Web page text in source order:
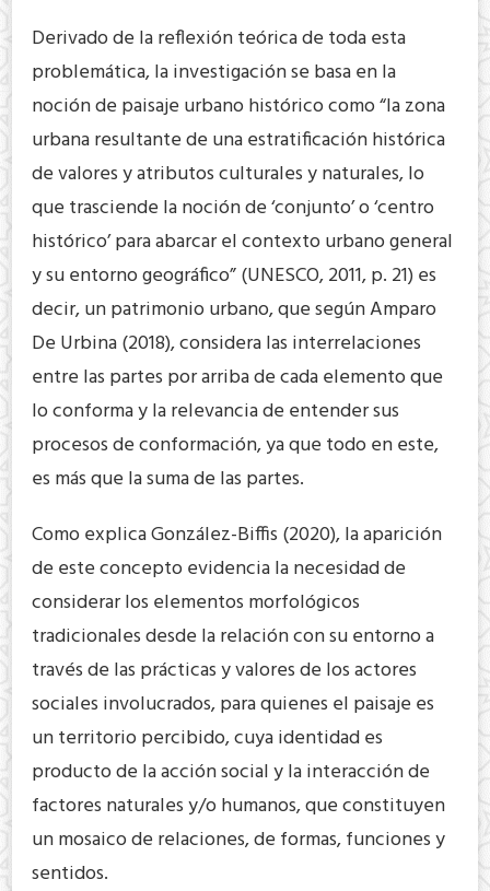
Derivado de la reflexión teórica de toda esta
problemática, la investigación se basa en la
noción de paisaje urbano histórico como “la zona
urbana resultante de una estratificación histórica
de valores y atributos culturales y naturales, lo
que trasciende la noción de ‘conjunto’ o ‘centro
histórico’ para abarcar el contexto urbano general
y su entorno geográfico” (UNESCO, 2011, p. 21) es
decir, un patrimonio urbano, que según Amparo
De Urbina (2018), considera las interrelaciones
entre las partes por arriba de cada elemento que
lo conforma y la relevancia de entender sus
procesos de conformación, ya que todo en este,
es más que la suma de las partes.
Como explica González-Biffis (2020), la aparición
de este concepto evidencia la necesidad de
considerar los elementos morfológicos
tradicionales desde la relación con su entorno a
través de las prácticas y valores de los actores
sociales involucrados, para quienes el paisaje es
un territorio percibido, cuya identidad es
producto de la acción social y la interacción de
factores naturales y/o humanos, que constituyen
un mosaico de relaciones, de formas, funciones y
sentidos.